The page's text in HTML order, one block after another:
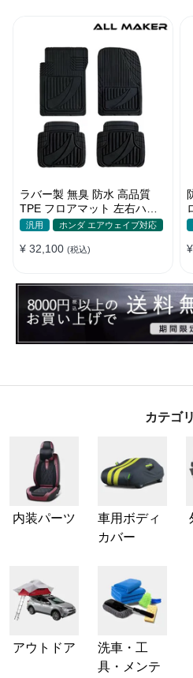
ラバー製 無臭 防水 高品質
TPE フロアマット 左右ハン
ドル 厚手 汚れ防止 DIY
汎用 ホンダ エアウェイブ対応
¥ 32,100 (税込)
カテゴ
内装パーツ
車用ボディ
カバー
アウトドア
洗車・工
具・メンテ